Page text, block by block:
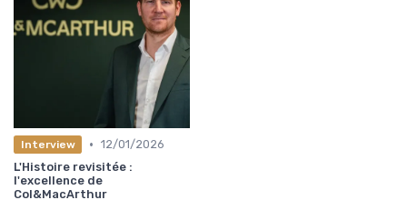
Interview • 12/01/2026
L'Histoire revisitée :
l'excellence de
Col&MacArthur